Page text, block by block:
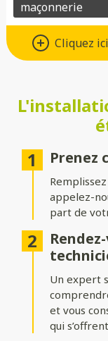
Cliquez
Matériaux :
Choisissez
cas, ces matériaux
Toitures :
toile
Choisissez une
une protection
orientables pour
ambiance légère et
Structure
adossée
Installez votre
indépendante
jardin, tandis
harmonieusement
Prenez
appelez-
part de
Un expert
et vous
qui